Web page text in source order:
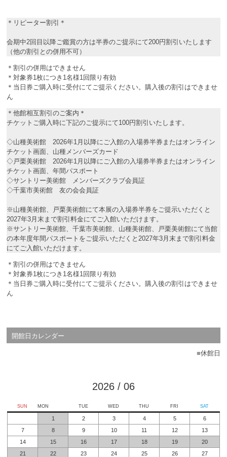
＊リピーター割引＊
会期中2回目以降ご鑑賞の方は半券のご提示にて200円割引いたします
（他の割引との併用不可）
＊割引の併用はできません
＊対象券1枚につき1名様1回限り有効
＊当日券ご購入時に受付にてご提示ください。購入後の割引はできませ
ん
＊他館相互割引のご案内＊
チケットご購入時に下記のご提示にて100円割引いたします。
◇山種美術館 2026年1月以降にご入館の入場券半券またはオンライン
チケット画面、山種メンバーズカード
◇戸栗美術館 2026年1月以降にご入館の入場券半券またはオンライン
チケット画面、年間パスポート
◇サントリー美術館 メンバーズクラブ会員証
◇千葉市美術館 友の会会員証
※山種美術館、戸栗美術館にて本展の入場券半券をご提示いただくと
2027年3月末まで割引料金にてご入館いただけます。
※サントリー美術館、千葉市美術館、山種美術館、戸栗美術館にて当館
の本年度年間パスポートをご提示いただくと2027年3月末まで割引料金
にてご入館いただけます。
＊割引の併用はできません
＊対象券1枚につき1名様1回限り有効
＊当日券ご購入時に受付にてご提示ください。購入後の割引はできませ
ん
開館日カレンダー
■休館日
2026/ 06
SUN MON TUE WED THU FRI SAT
1 2 3 4 5
6
7
8 9 10 11 12
13
14
15 16 17 18 19
20
21
22 23 24 25 26
27